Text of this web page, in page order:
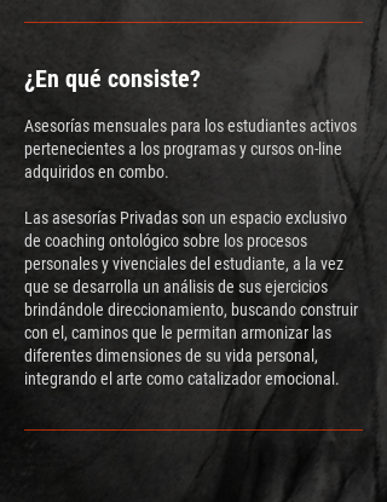
¿En qué consiste?
Asesorías mensuales para los estudiantes activos
pertenecientes a los programas y cursos on-line
adquiridos en combo.
Las asesorías Privadas son un espacio exclusivo
de coaching ontológico sobre los procesos
personales y vivenciales del estudiante, a la vez
que se desarrolla un análisis de sus ejercicios
brindándole direccionamiento, buscando construir
con el, caminos que le permitan armonizar las
diferentes dimensiones de su vida personal,
integrando el arte como catalizador emocional.